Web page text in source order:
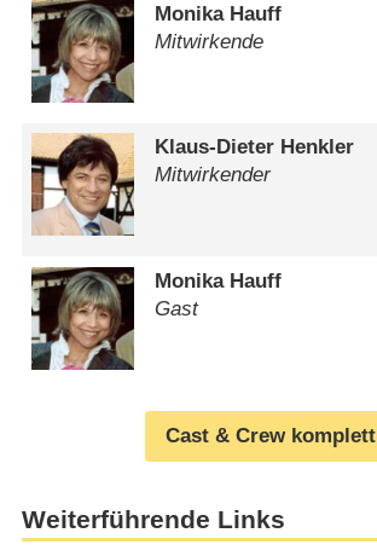
Monika Hauff
Mitwirkende
Klaus-Dieter Henkler
Mitwirkender
Monika Hauff
Gast
Cast & Crew komplett
Weiterführende Links